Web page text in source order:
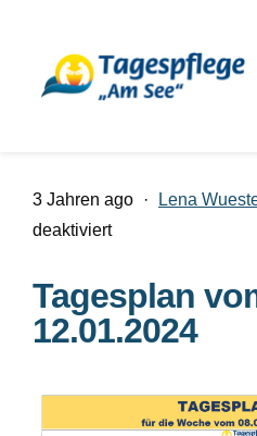
3 Jahren ago · Lena
deaktiviertfür
vom
08.01.
Tagesplan
12.01.2024